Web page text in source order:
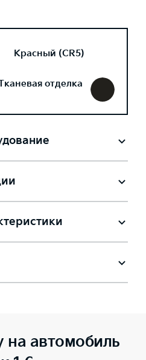
Красный (CR5)
отделка
на автомобиль